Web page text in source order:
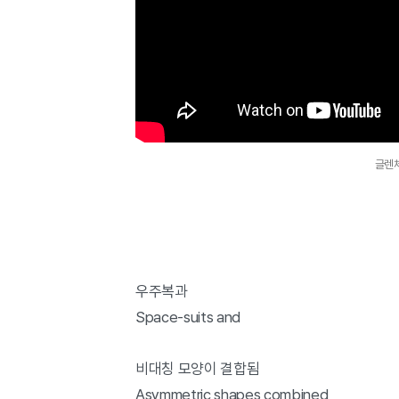
글렌
우주복과
Space-suits and
비대칭 모양이 결합됨
Asymmetric shapes combined